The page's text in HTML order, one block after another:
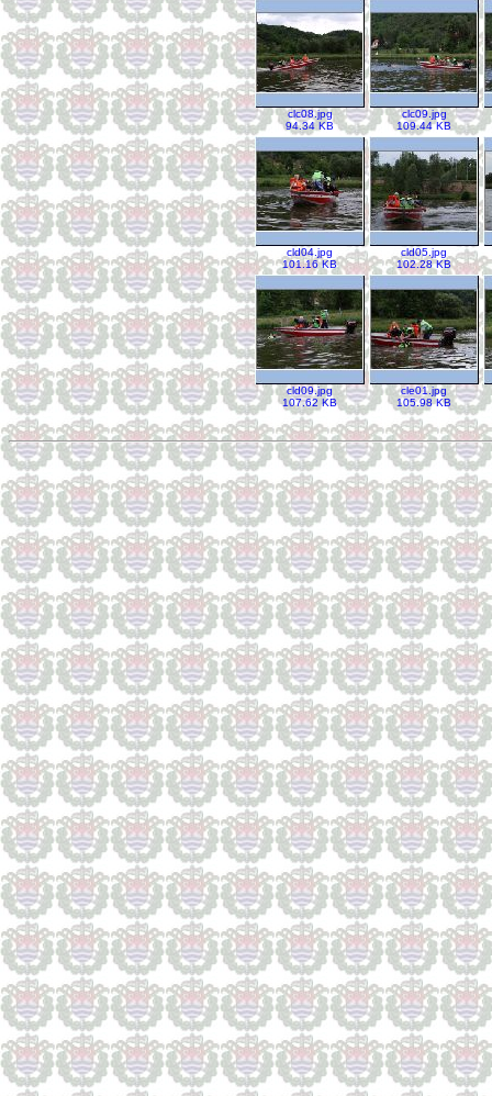
clc08.jpg
94.34 KB
clc09.jpg
109.44 KB
cld04.jpg
101.16 KB
cld05.jpg
102.28 KB
cld09.jpg
107.62 KB
cle01.jpg
105.98 KB